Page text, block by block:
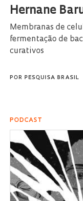
Hernane
Membranas de
fermentação de
curativos
POR PESQUISA BRASIL
PODCAST